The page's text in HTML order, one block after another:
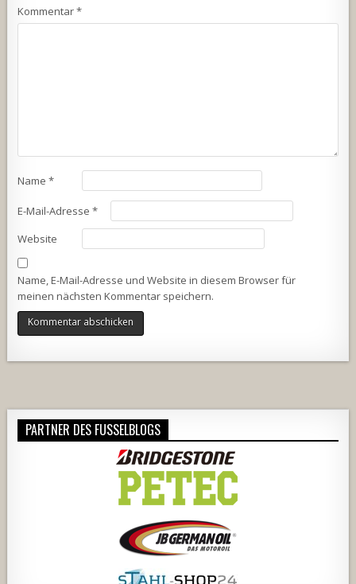
Kommentar*
Name*
E-Mail-Adresse*
Website
Name, E-Mail-Adresse und Website in diesem Browser für
meinen nächsten Kommentar speichern.
PARTNER DES FUSSELBLOGS